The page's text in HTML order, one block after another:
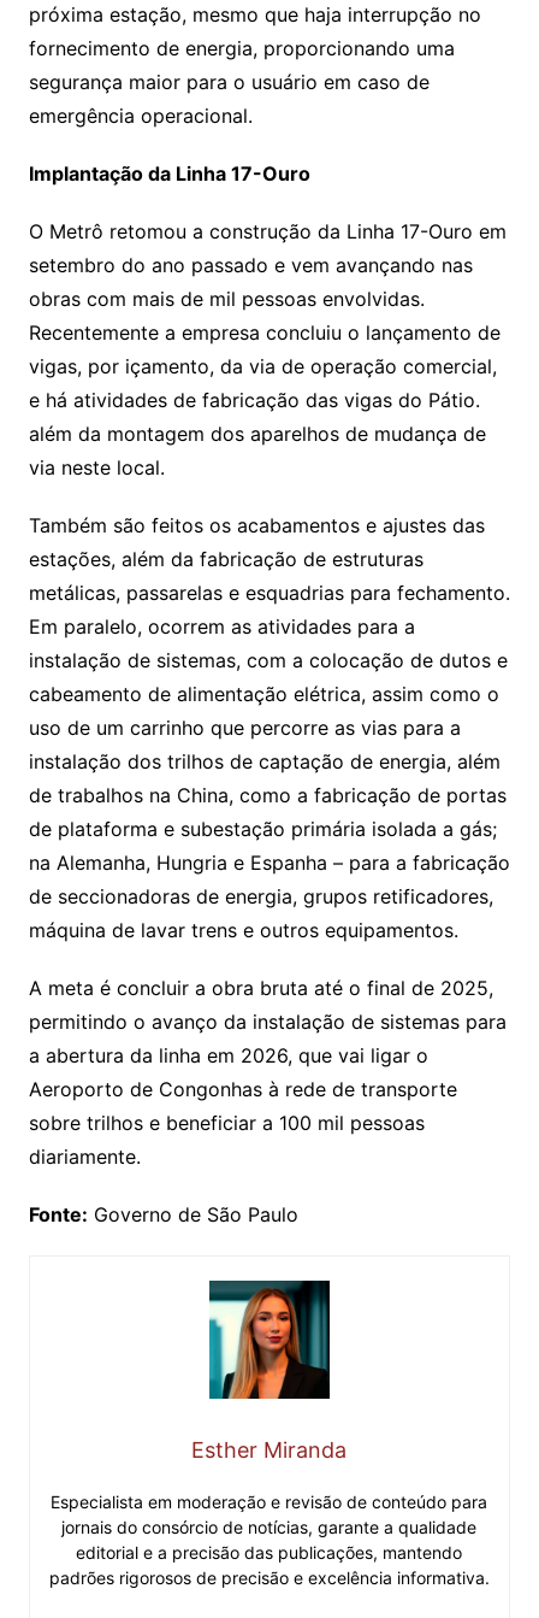
próxima estação, mesmo que haja interrupção no
fornecimento de energia, proporcionando uma
segurança maior para o usuário em caso de
emergência operacional.
Implantação da Linha 17-Ouro
O Metrô retomou a construção da Linha 17-Ouro em
setembro do ano passado e vem avançando nas
obras com mais de mil pessoas envolvidas.
Recentemente a empresa concluiu o lançamento de
vigas, por içamento, da via de operação comercial,
e há atividades de fabricação das vigas do Pátio.
além da montagem dos aparelhos de mudança de
via neste local.
Também são feitos os acabamentos e ajustes das
estações, além da fabricação de estruturas
metálicas, passarelas e esquadrias para fechamento.
Em paralelo, ocorrem as atividades para a
instalação de sistemas, com a colocação de dutos e
cabeamento de alimentação elétrica, assim como o
uso de um carrinho que percorre as vias para a
instalação dos trilhos de captação de energia, além
de trabalhos na China, como a fabricação de portas
de plataforma e subestação primária isolada a gás;
na Alemanha, Hungria e Espanha – para a fabricação
de seccionadoras de energia, grupos retificadores,
máquina de lavar trens e outros equipamentos.
A meta é concluir a obra bruta até o final de 2025,
permitindo o avanço da instalação de sistemas para
a abertura da linha em 2026, que vai ligar o
Aeroporto de Congonhas à rede de transporte
sobre trilhos e beneficiar a 100 mil pessoas
diariamente.
Fonte: Governo de São Paulo
Esther Miranda
Especialista em moderação e revisão de conteúdo para
jornais do consórcio de notícias, garante a qualidade
editorial e a precisão das publicações, mantendo
padrões rigorosos de precisão e excelência informativa.